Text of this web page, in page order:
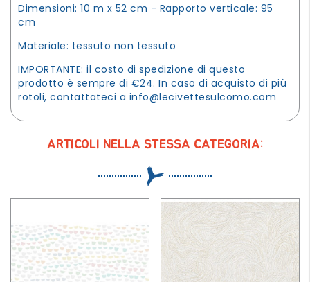
Dimensioni: 10 m x 52 cm - Rapporto verticale: 95
cm
Materiale: tessuto non tessuto
IMPORTANTE: il costo di spedizione di questo
prodotto è sempre di €24. In caso di acquisto di più
rotoli, contattateci a info@lecivettesulcomo.com
ARTICOLI NELLA STESSA CATEGORIA: